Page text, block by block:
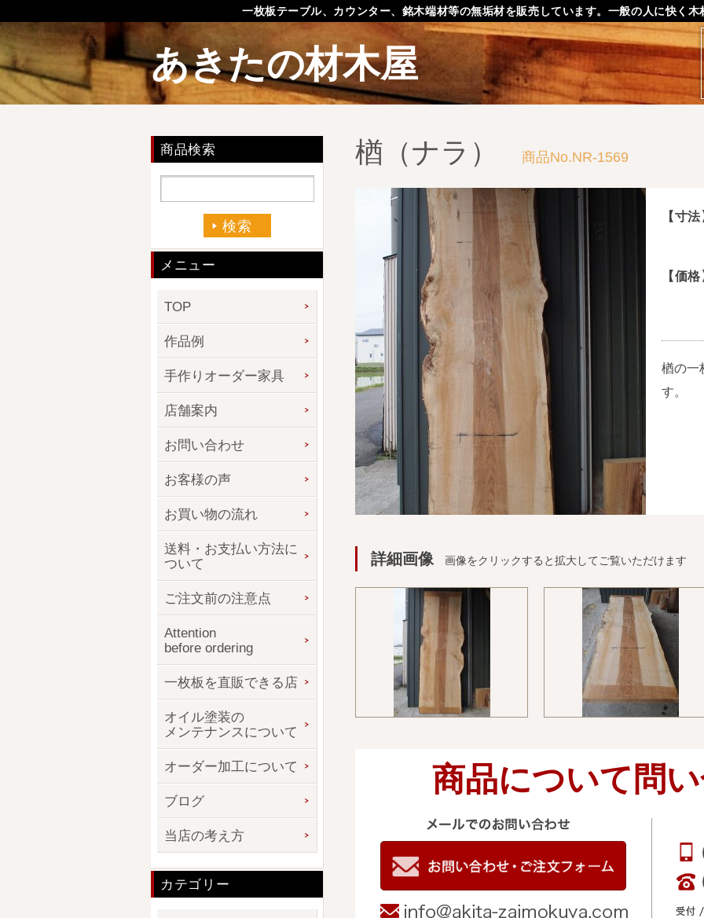
一枚板テーブル、カウンター、銘木端材等の無垢材を販売しています。一般の人に快く
あきたの材木屋
楢（ナラ） 商品No.NR-1569
【寸
【価
楢の一
す。
詳細画像 画像をクリックすると拡大してご覧いただけます
商品について問
商品検索
メニュー
TOP
作品例
手作りオーダー家具
店舗案内
お問い合わせ
お客様の声
お買い物の流れ
送料・お支払い方法に
ついて
ご注文前の注意点
Attention
before ordering
一枚板を直販できる店
オイル塗装の
メンテナンスについて
オーダー加工について
ブログ
当店の考え方
カテゴリー